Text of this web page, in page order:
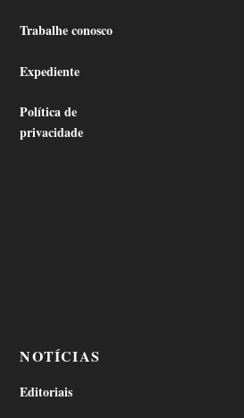
Trabalhe conosco
Expediente
Política de
privacidade
NOTÍCIAS
Editoriais